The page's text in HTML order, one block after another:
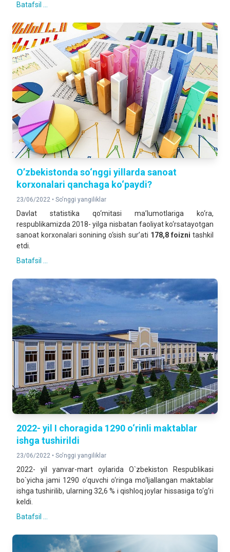
Batafsil ...
O’zbekistonda so‘nggi yillarda sanoat
korxonalari qanchaga ko‘paydi?
23/06/2022 • So'nggi yangiliklar
Davlat statistika qo‘mitasi ma’lumotlariga ko‘ra,
respublikamizda 2018- yilga nisbatan faoliyat ko‘rsatayotgan
sanoat korxonalari sonining o‘sish sur’ati 178,8 foizni tashkil
etdi.
Batafsil ...
2022- yil I choragida 1290 o‘rinli maktablar
ishga tushirildi
23/06/2022 • So'nggi yangiliklar
2022- yil yanvar-mart oylarida O`zbekiston Respublikasi
bo`yicha jami 1290 o‘quvchi o‘ringa mo‘ljallangan maktablar
ishga tushirilib, ularning 32,6 % i qishloq joylar hissasiga to‘g‘ri
keldi.
Batafsil ...